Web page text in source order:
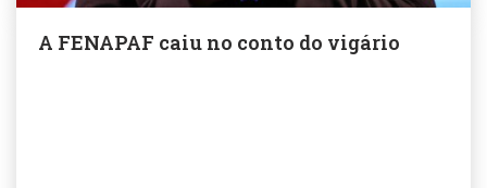
A FENAPAF caiu no conto do vigário